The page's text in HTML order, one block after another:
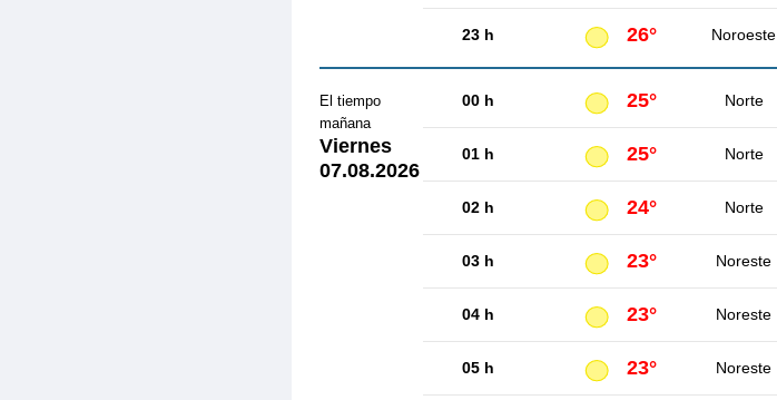
23 h 26° Noroeste
El tiempo
mañana
Viernes
07.08.2026
00 h 25° Norte
01 h 25° Norte
02 h 24° Norte
03 h 23° Noreste
04 h 23° Noreste
05 h 23° Noreste